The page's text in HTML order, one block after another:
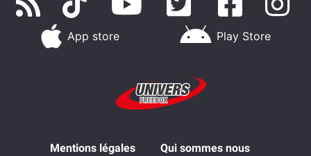
App store Play Store
Mentions légales Qui sommes nous